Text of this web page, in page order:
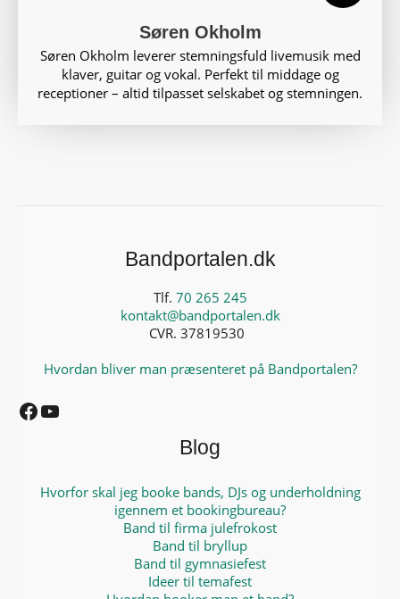
Søren Okholm
Søren Okholm leverer stemningsfuld livemusik med
klaver, guitar og vokal. Perfekt til middage og
receptioner – altid tilpasset selskabet og stemningen.
Bandportalen.dk
Tlf. 70 265 245
kontakt@bandportalen.dk
CVR. 37819530
Hvordan bliver man præsenteret på Bandportalen?
Facebook
Blog
Hvorfor skal jeg booke bands, DJs og underholdning
igennem et bookingbureau?
Band til firma julefrokost
Band til bryllup
Band til gymnasiefest
Ideer til temafest